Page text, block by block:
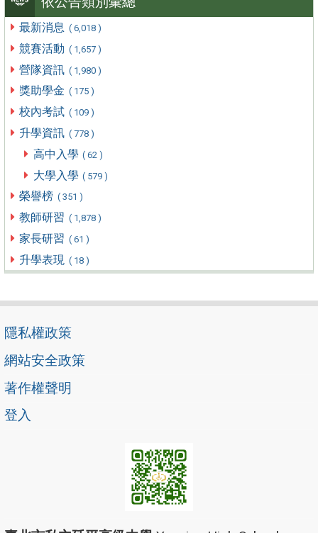
最新消息 ( 6,018 )
競賽活動 ( 1,657 )
營隊資訊 ( 1,980 )
獎助學金 ( 175 )
校內考試 ( 109 )
升學資訊 ( 778 )
高中入學 ( 62 )
大學入學 ( 579 )
榮譽榜 ( 351 )
教師研習 ( 1,878 )
家長研習 ( 61 )
升學表現 ( 18 )
隱私權政策
網站安全政策
著作權聲明
登入